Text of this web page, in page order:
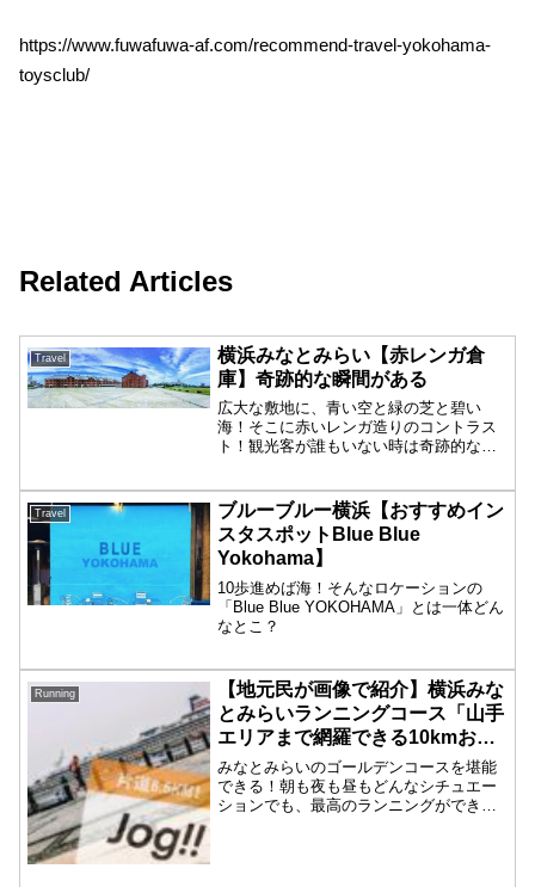
https://www.fuwafuwa-af.com/recommend-travel-yokohama-
toysclub/
Related Articles
Travel
横浜みなとみらい【赤レンガ倉
庫】奇跡的な瞬間がある
広大な敷地に、青い空と緑の芝と碧い
海！そこに赤いレンガ造りのコントラス
ト！観光客が誰もいない時は奇跡的な光
Travel
ブルーブルー横浜【おすすめイン
スタスポットBlue Blue
Yokohama】
10歩進めば海！そんなロケーションの
「Blue Blue YOKOHAMA」とは一体どん
なとこ？
Running
【地元民が画像で紹介】横浜みな
とみらいランニングコース「山手
エリアまで網羅できる10kmおす
すめコース」
みなとみらいのゴールデンコースを堪能
できる！朝も夜も昼もどんなシチュエー
ションでも、最高のランニングができる